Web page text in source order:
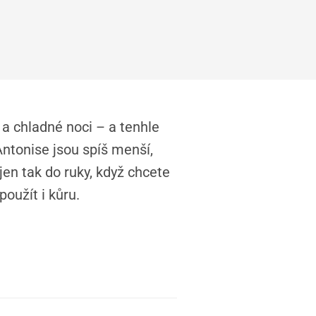
chladné noci – a tenhle
jsou spíš menší,
tak do ruky, když chcete
i kůru.